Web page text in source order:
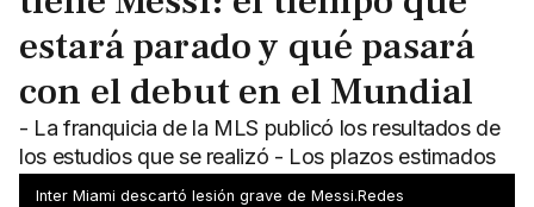
estará parado y qué pasará
con el debut en el Mundial
- La franquicia de la MLS publicó los resultados de
los estudios que se realizó - Los plazos estimados
por los médicos y el panorama de cara a la Copa
Inter Miami descartó lesión grave de Messi.Redes